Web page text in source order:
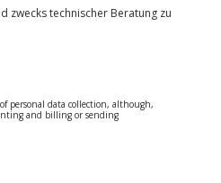
zwecks technischer Beratung zu
personal data collection, although,
and billing or sending